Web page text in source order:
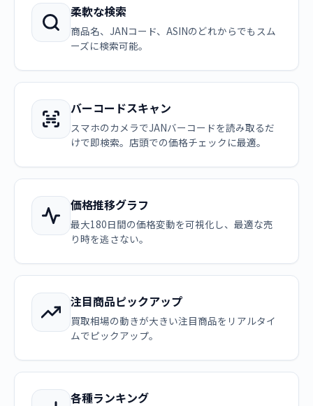
柔軟な検索
商品名、JANコード、ASINのどれからでもスム
ーズに検索可能。
バーコードスキャン
スマホのカメラでJANバーコードを読み取るだ
けで即検索。店頭での価格チェックに最適。
価格推移グラフ
最大180日間の価格変動を可視化し、最適な売
り時を逃さない。
注目商品ピックアップ
買取相場の動きが大きい注目商品をリアルタイ
ムでピックアップ。
各種ランキング